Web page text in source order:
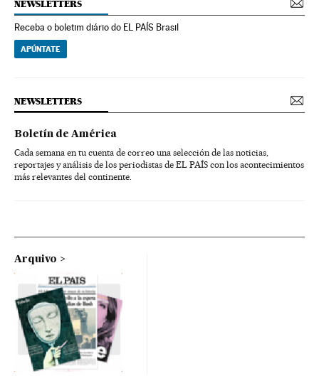
NEWSLETTERS
Receba o boletim diário do EL PAÍS Brasil
APÚNTATE
NEWSLETTERS
Boletín de América
Cada semana en tu cuenta de correo una selección de las noticias,
reportajes y análisis de los periodistas de EL PAÍS con los acontecimientos
más relevantes del continente.
Arquivo